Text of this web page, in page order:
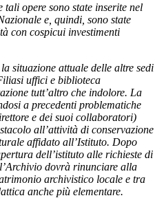
opere sono state inserite nel
e, quindi, sono state
con cospicui investimenti
situazione attuale delle altre sedi
uffici e biblioteca
tutt’altro che indolore. La
a precedenti problematiche
e dei suoi collaboratori)
all’attività di conservazione
affidato all’Istituto. Dopo
dell’istituto alle richieste di
dovrà rinunciare alla
archivistico locale e tra
anche più elementare.